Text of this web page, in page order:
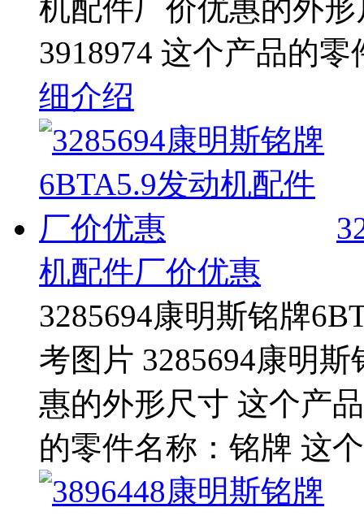
机配件厂价优惠的外
3918974 这个产品的
细介绍
机配件厂价优惠
3285694康明斯铭牌
考图片 3285694康明
惠的外形尺寸 这个产
的零件名称：铭牌 这